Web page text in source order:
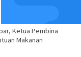
Ketua Pembina
Makanan